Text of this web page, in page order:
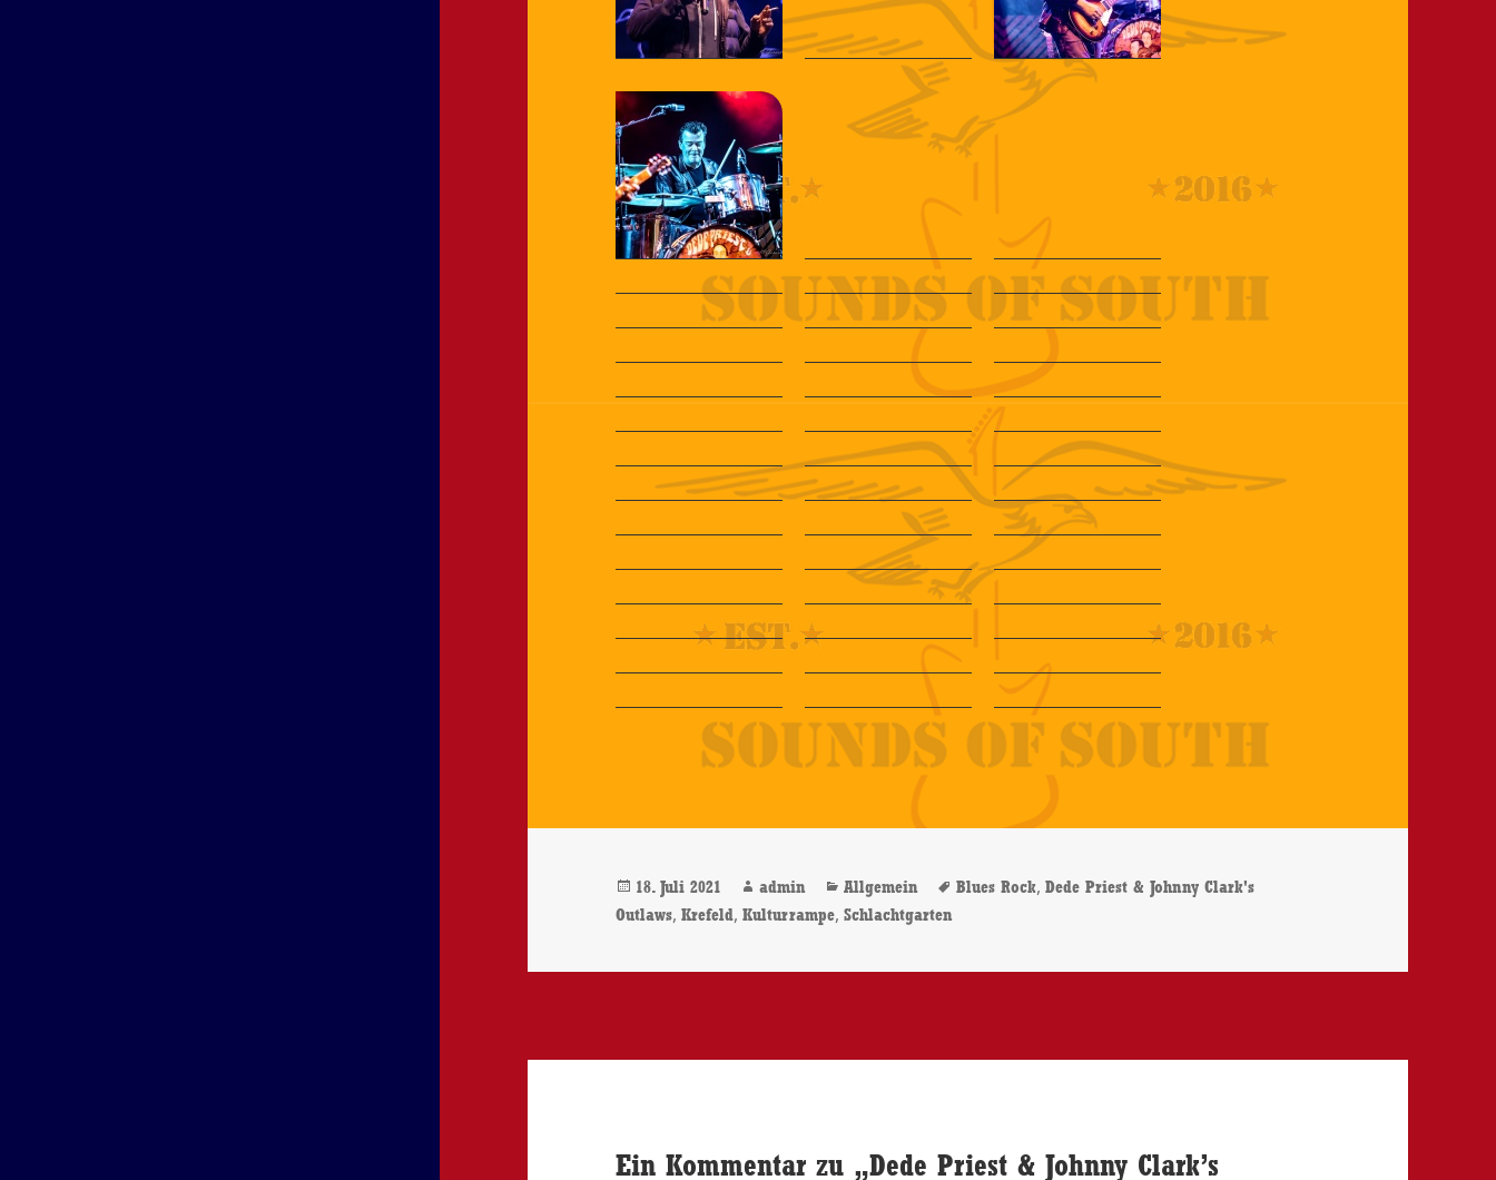
Veröffentlicht
am
18. Juli 2021 Autor
admin Kategorien
Allgemein Schlagwörter
Blues Rock,Dede Priest & Johnny Clark's
Outlaws,Krefeld,Kulturrampe,Schlachtgarten
Ein Kommentar zu „Dede Priest & Johnny Clark’s